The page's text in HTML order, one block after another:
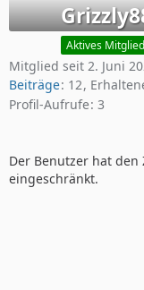
Aktives Mitglied
Mitglied seit 2. Juni
Beiträge 12
Profil-Aufrufe 3
Der Benutzer hat
eingeschränkt.